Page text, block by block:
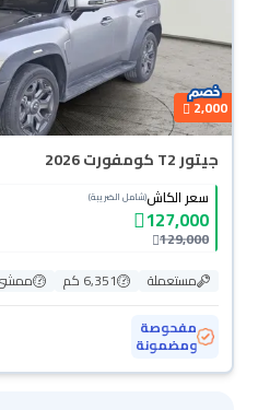
2,000
جيتور T2 كومفورت 2026
سعر الكاش(شامل الضريبة)
127,000
129,000
مستعملة
6,351 كم
مفحوصة
ومضمونة